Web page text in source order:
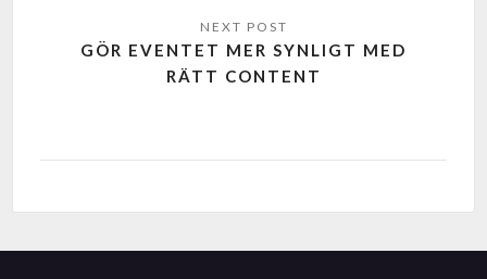
GÖR EVENTET MER SYNLIGT MED
RÄTT CONTENT